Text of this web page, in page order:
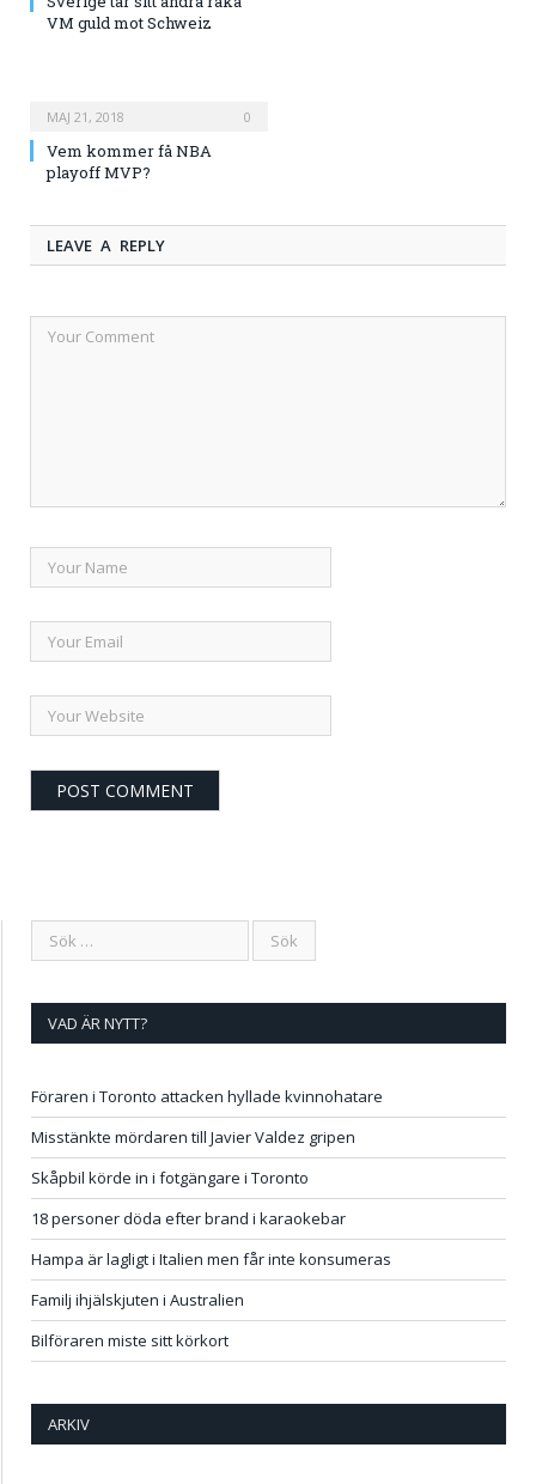
VM guld mot Schweiz
MAJ 21, 2018 0
Vem kommer få NBA
playoff MVP?
LEAVE A REPLY
VAD ÄR NYTT?
Föraren i Toronto attacken hyllade kvinnohatare
Misstänkte mördaren till Javier Valdez gripen
Skåpbil körde in i fotgängare i Toronto
18 personer döda efter brand i karaokebar
Hampa är lagligt i Italien men får inte konsumeras
Familj ihjälskjuten i Australien
Bilföraren miste sitt körkort
ARKIV